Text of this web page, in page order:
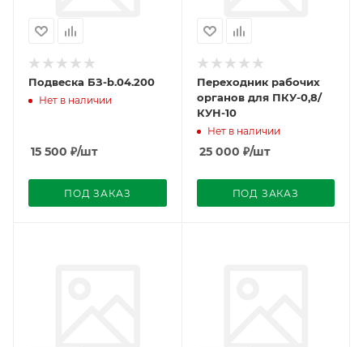
Подвеска БЗ-b.04.200
Нет в наличии
15 500 ₽/шт
ПОД ЗАКАЗ
Переходник рабочих
органов для ПКУ-0,8/
КУН-10
Нет в наличии
25 000 ₽/шт
ПОД ЗАКАЗ